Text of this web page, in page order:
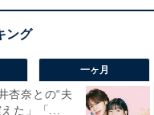
一ヶ月
杏奈との“夫
た」「...